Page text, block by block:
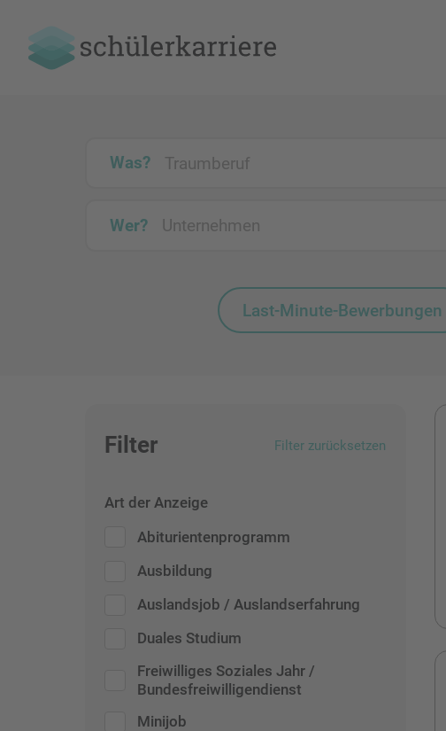
Was?
Wer?
Last-Minute-Bewerbungen
Filter Filter zurücksetzen
Art der Anzeige
Abiturientenprogramm
Ausbildung
Auslandsjob / Auslandserfahrung
Duales Studium
Freiwilliges Soziales Jahr /
Bundesfreiwilligendienst
Minijob